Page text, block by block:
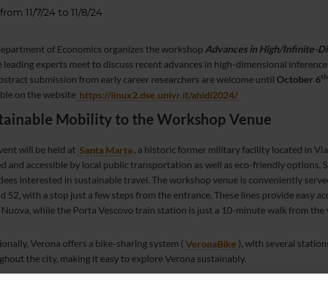
from 11/7/24 to 11/8/24
of Economics organizes the workshop Advances in High/Infinite-
leading experts meet to discuss recent advances in high-dimensional
submission from early career researchers are welcome until October 6th
on the website https://linux2.dse.univr.it/ahidi2024/
Mobility to the Workshop Venue
will be held at Santa Marta , a historic former military facility located in
and accessible by local public transportation as well as eco-friendly options,
interested in sustainable travel. The workshop venue is conveniently
52, with a stop just a few steps from the entrance. These lines provide easy
while the Porta Vescovo train station is just a 10-minute walk from the
Verona offers a bike-sharing system ( VeronaBike ), with several
the city, making it easy to explore Verona sustainably.